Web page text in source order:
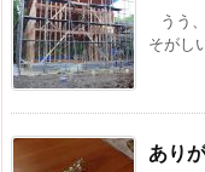
うう
そがし
あり